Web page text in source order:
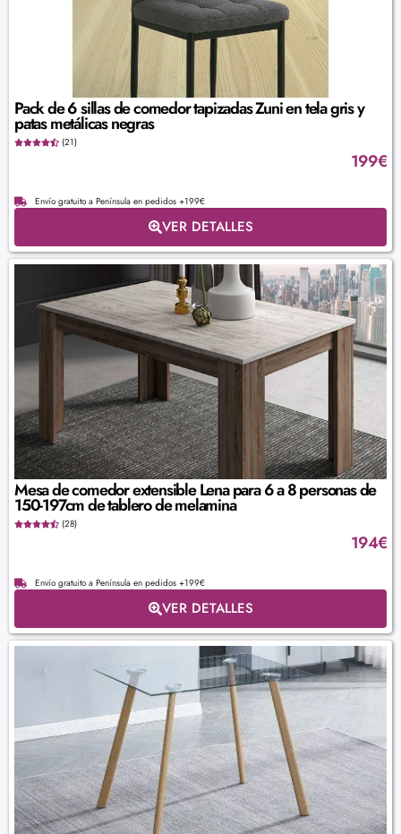
Pack de 6 sillas de comedor tapizadas Zuni en tela gris y
patas metálicas negras
(21)
199€
Envío gratuito a Península en pedidos +199€
VER DETALLES
Mesa de comedor extensible Lena para 6 a 8 personas de
150-197cm de tablero de melamina
(28)
194€
Envío gratuito a Península en pedidos +199€
VER DETALLES